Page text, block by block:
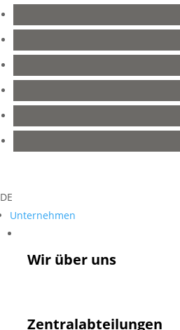
DE
Unternehmen
Wir über uns
Zentralabteilungen